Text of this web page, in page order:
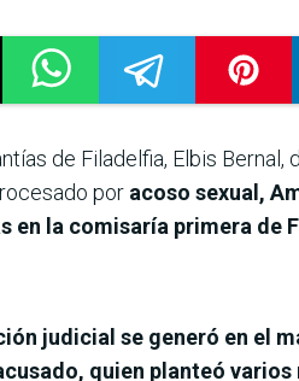
de Filadelfia, Elbis
por acoso sexual,
en la comisaría primera de
judicial se generó en el
quien planteó